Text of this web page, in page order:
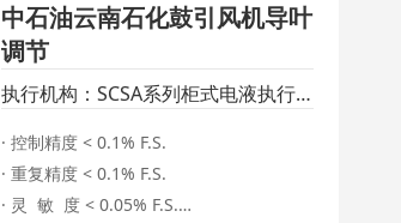
中石油云南石化鼓引风机导叶
调节
执行机构：SCSA系列柜式电液执行
· 控制精度 < 0.1% F.S.
· 重复精度 < 0.1% F.S.
· 灵  敏  度 < 0.05% F.S.